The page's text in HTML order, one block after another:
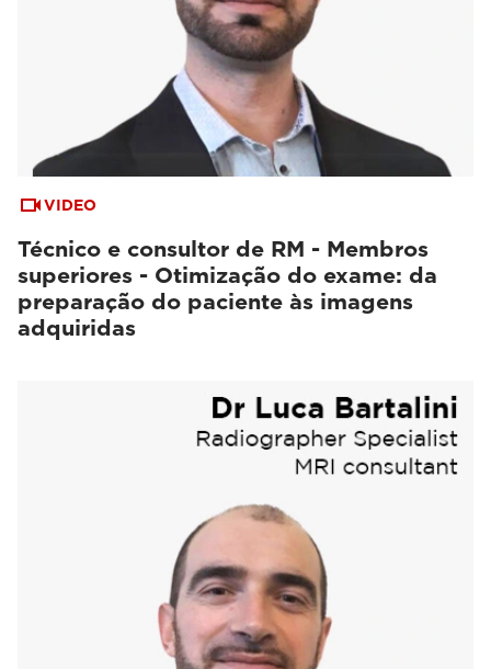
VIDEO
Técnico e consultor de RM - Membros
superiores - Otimização do exame: da
preparação do paciente às imagens
adquiridas